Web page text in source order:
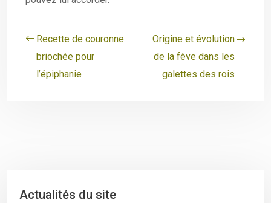
Recette de couronne
briochée pour
l’épiphanie
Origine et évolution
de la fève dans les
galettes des rois
Actualités du site